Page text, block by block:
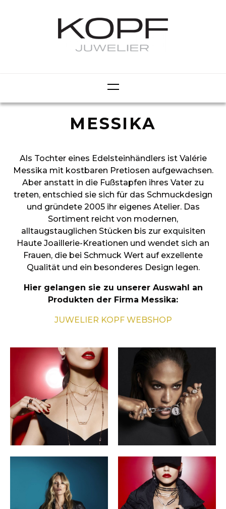
MESSIKA
Als Tochter eines Edelsteinhändlers ist Valérie
Messika mit kostbaren Pretiosen aufgewachsen.
Aber anstatt in die Fußstapfen ihres Vater zu
treten, entschied sie sich für das Schmuckdesign
und gründete 2005 ihr eigenes Atelier. Das
Sortiment reicht von modernen,
alltaugstauglichen Stücken bis zur exquisiten
Haute Joaillerie-Kreationen und wendet sich an
Frauen, die bei Schmuck Wert auf exzellente
Qualität und ein besonderes Design legen.
Hier gelangen sie zu unserer Auswahl an
Produkten der Firma Messika:
JUWELIER KOPF WEBSHOP